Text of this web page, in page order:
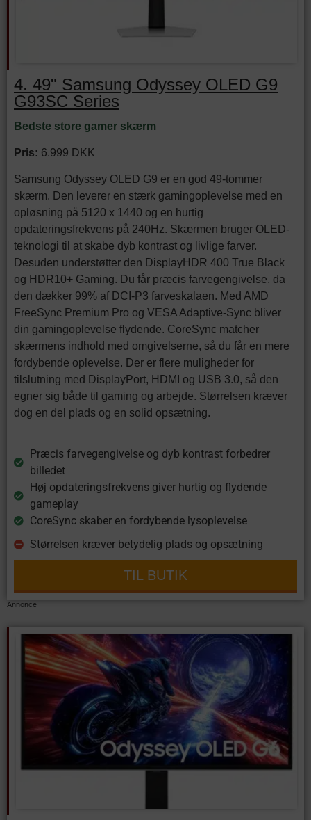
4. 49" Samsung Odyssey OLED G9
G93SC Series
Bedste store gamer skærm
Pris: 6.999 DKK
Samsung Odyssey OLED G9 er en god 49-tommer
skærm. Den leverer en stærk gamingoplevelse med en
opløsning på 5120 x 1440 og en hurtig
opdateringsfrekvens på 240Hz. Skærmen bruger OLED-
teknologi til at skabe dyb kontrast og livlige farver.
Desuden understøtter den DisplayHDR 400 True Black
og HDR10+ Gaming. Du får præcis farvegengivelse, da
den dækker 99% af DCI-P3 farveskalaen. Med AMD
FreeSync Premium Pro og VESA Adaptive-Sync bliver
din gamingoplevelse flydende. CoreSync matcher
skærmens indhold med omgivelserne, så du får en mere
fordybende oplevelse. Der er flere muligheder for
tilslutning med DisplayPort, HDMI og USB 3.0, så den
egner sig både til gaming og arbejde. Størrelsen kræver
dog en del plads og en solid opsætning.
Præcis farvegengivelse og dyb kontrast forbedrer
billedet
Høj opdateringsfrekvens giver hurtig og flydende
gameplay
CoreSync skaber en fordybende lysoplevelse
Størrelsen kræver betydelig plads og opsætning
TIL BUTIK
Annonce